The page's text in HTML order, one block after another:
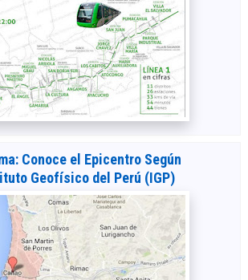
Conoce el Epicentro Según
Geofísico del Perú (IGP)